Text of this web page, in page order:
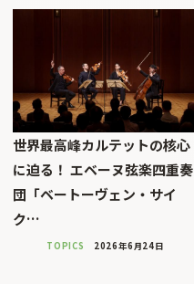
世界最高峰カルテットの核心
に迫る！ エベーヌ弦楽四重奏
団「ベートーヴェン・サイ
ク…
TOPICS 2026年6月24日